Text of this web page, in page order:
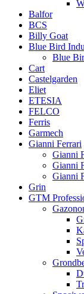
Balfor
BCS
Billy Goat
Blue Bird
Blue
Cart
Castelgarden
Eliet
ETESIA
FELCO
Ferris
Garmech
Gianni Ferrari
Gianni
Gianni
Gianni
Grin
GTM